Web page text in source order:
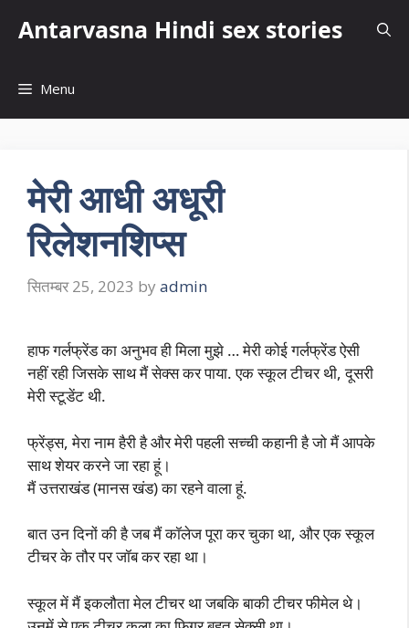
Antarvasna Hindi sex stories
Menu
मेरी आधी अधूरी
रिलेशनशिप्स
सितम्बर 25, 2023 by admin
हाफ गर्लफ्रेंड का अनुभव ही मिला मुझे … मेरी कोई गर्लफ्रेंड ऐसी
नहीं रही जिसके साथ मैं सेक्स कर पाया. एक स्कूल टीचर थी, दूसरी
मेरी स्टूडेंट थी.
फ्रेंड्स, मेरा नाम हैरी है और मेरी पहली सच्ची कहानी है जो मैं आपके
साथ शेयर करने जा रहा हूं।
मैं उत्तराखंड (मानस खंड) का रहने वाला हूं.
बात उन दिनों की है जब मैं कॉलेज पूरा कर चुका था, और एक स्कूल
टीचर के तौर पर जॉब कर रहा था।
स्कूल में मैं इकलौता मेल टीचर था जबकि बाकी टीचर फीमेल थे।